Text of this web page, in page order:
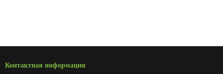
Контактная информация